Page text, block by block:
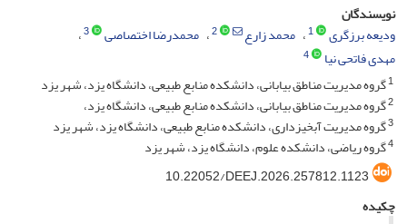
نویسندگان
ودیعه برزگری
1 محمد زارع 2 محمدرضا اختصاصی 3
مهدی فاتحی نیا
4
1گروه مدیریت مناطق بیابانی، دانشکده منابع طبیعی، دانشگاه یزد، شهر یزد
2گروه مدیریت مناطق بیابانی، دانشکده منابع طبیعی، دانشگاه یزد،
3گروه مدیریت آبخیزداری، دانشکده منابع طبیعی، دانشگاه یزد، شهر یزد
4گروه ریاضی، دانشکده علوم، دانشگاه یزد، شهر یزد
‎10.22052/DEEJ.2026.257812.1123
چکیده